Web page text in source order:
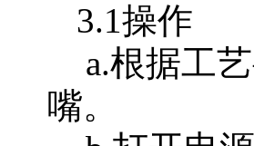
3.1操作
a.根据工
嘴。